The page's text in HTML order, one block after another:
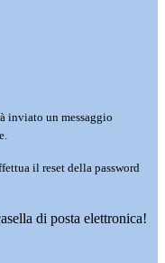
inviato un messaggio
il reset della password
di posta elettronica!